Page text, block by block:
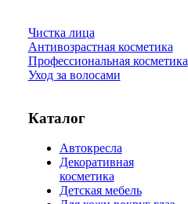
Чистка лица
Антивозрастная косметика
Профессиональная косметика
Уход за волосами
Каталог
Автокресла
Декоративная
косметика
Детская мебель